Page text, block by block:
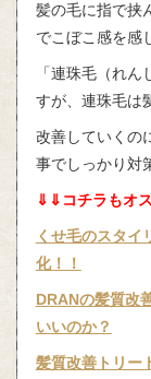
髪の毛に指で挟
でこぼこ感を感
「連珠毛（れ
すが、連珠毛は
改善していくの
事でしっかり対
⇓⇓コチラもオ
くせ毛のスタイ
化！！
DRANの髪質改
いいのか？
髪質改善トリー